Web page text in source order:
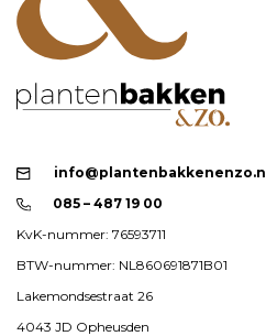
info@plantenbakkenenzo.nl
085 – 487 19 00
KvK-nummer: 76593711
BTW-nummer: NL860691871B01
Lakemondsestraat 26
4043 JD Opheusden